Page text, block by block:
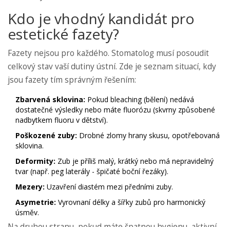
Kdo je vhodný kandidát pro
estetické fazety?
Fazety nejsou pro každého. Stomatolog musí posoudit
celkový stav vaší dutiny ústní. Zde je seznam situací, kdy
jsou fazety tím správným řešením:
Zbarvená sklovina: Pokud bleaching (bělení) nedává
dostatečné výsledky nebo máte fluorózu (skvrny způsobené
nadbytkem fluoru v dětství).
Poškozené zuby: Drobné zlomy hrany skusu, opotřebovaná
sklovina.
Deformity: Zub je příliš malý, krátký nebo má nepravidelný
tvar (např. peg laterály - špičaté boční řezáky).
Mezery: Uzavření diastém mezi předními zuby.
Asymetrie: Vyrovnaní délky a šířky zubů pro harmonický
úsměv.